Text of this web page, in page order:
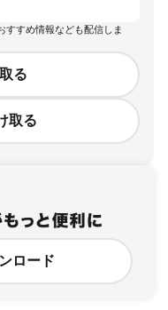
すすめ情報なども配信しま
る
取る
ロード